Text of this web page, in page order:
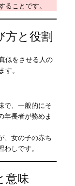
ることです。
方と役割
似をさせる人の
す。
で、一般的にそ
年長者が務めま
、女の子の赤ち
しです。
意味